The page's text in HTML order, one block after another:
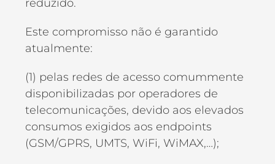
reduzido.
Este compromisso não é garantido
atualmente:
(1) pelas redes de acesso comummente
disponibilizadas por operadores de
telecomunicações, devido aos elevados
consumos exigidos aos endpoints
(GSM/GPRS, UMTS, WiFi, WiMAX,…);